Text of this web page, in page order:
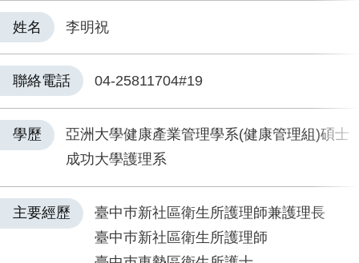
姓名 李明祝
聯絡電話 04-25811704#19
學歷
亞洲大學健康產業管理學系(健康管理組)碩士
成功大學護理系
主要經歷
臺中巿新社區衛生所護理師兼護理長
臺中巿新社區衛生所護理師